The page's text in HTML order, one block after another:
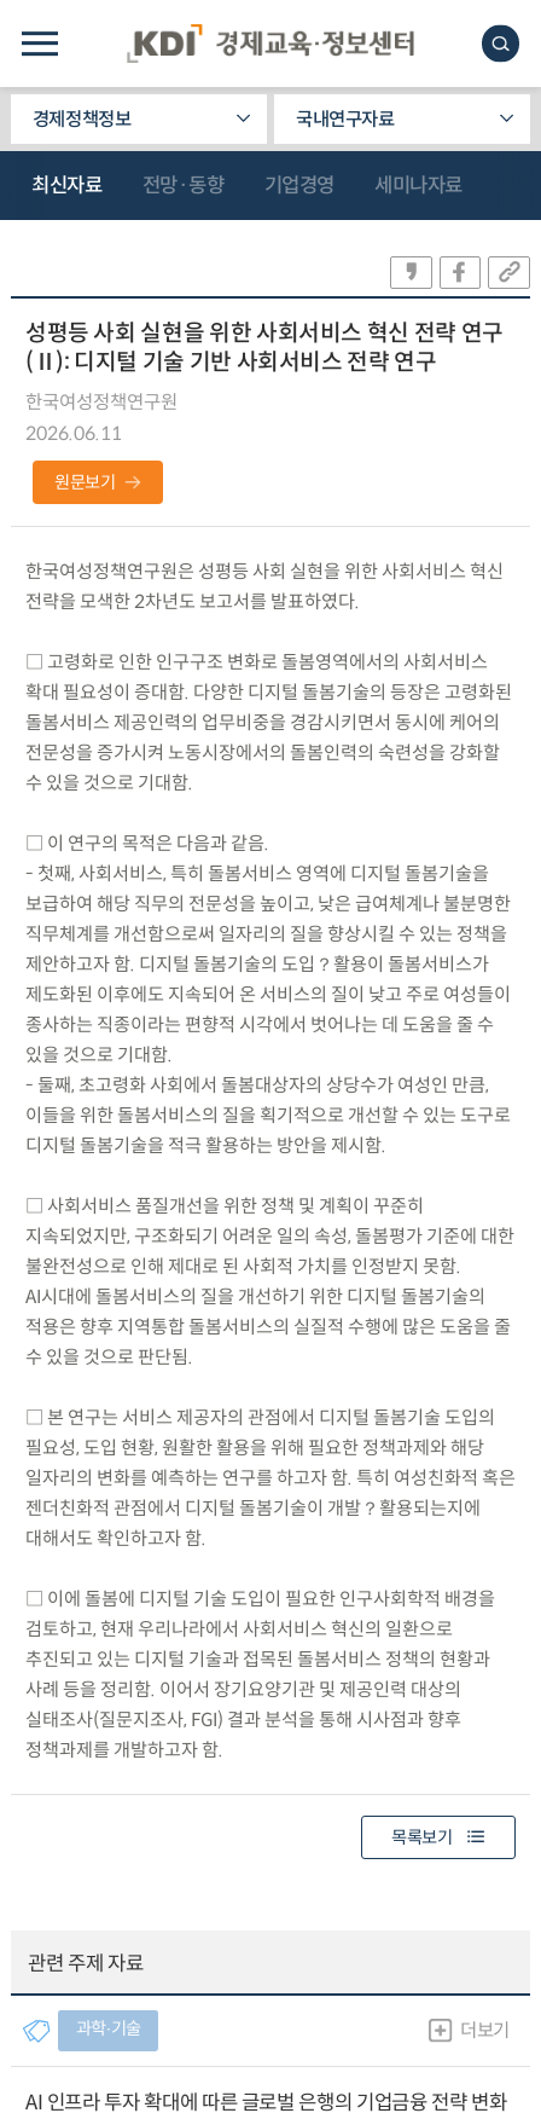
경제정책정보 국내연구자료
최신자료 전망·동향 기업경영 세미나자료
성평등 사회 실현을 위한 사회서비스 혁신 전략 연구
(Ⅱ): 디지털 기술 기반 사회서비스 전략 연구
한국여성정책연구원
2026.06.11
원문보기
한국여성정책연구원은 성평등 사회 실현을 위한 사회서비스 혁신
전략을 모색한 2차년도 보고서를 발표하였다.
□ 고령화로 인한 인구구조 변화로 돌봄영역에서의 사회서비스
확대 필요성이 증대함. 다양한 디지털 돌봄기술의 등장은 고령화된
돌봄서비스 제공인력의 업무비중을 경감시키면서 동시에 케어의
전문성을 증가시켜 노동시장에서의 돌봄인력의 숙련성을 강화할
수 있을 것으로 기대함.
□ 이 연구의 목적은 다음과 같음.
- 첫째, 사회서비스, 특히 돌봄서비스 영역에 디지털 돌봄기술을
보급하여 해당 직무의 전문성을 높이고, 낮은 급여체계나 불분명한
직무체계를 개선함으로써 일자리의 질을 향상시킬 수 있는 정책을
제안하고자 함. 디지털 돌봄기술의 도입？활용이 돌봄서비스가
제도화된 이후에도 지속되어 온 서비스의 질이 낮고 주로 여성들이
종사하는 직종이라는 편향적 시각에서 벗어나는 데 도움을 줄 수
있을 것으로 기대함.
- 둘째, 초고령화 사회에서 돌봄대상자의 상당수가 여성인 만큼,
이들을 위한 돌봄서비스의 질을 획기적으로 개선할 수 있는 도구로
디지털 돌봄기술을 적극 활용하는 방안을 제시함.
□ 사회서비스 품질개선을 위한 정책 및 계획이 꾸준히
지속되었지만, 구조화되기 어려운 일의 속성, 돌봄평가 기준에 대한
불완전성으로 인해 제대로 된 사회적 가치를 인정받지 못함.
AI시대에 돌봄서비스의 질을 개선하기 위한 디지털 돌봄기술의
적용은 향후 지역통합 돌봄서비스의 실질적 수행에 많은 도움을 줄
수 있을 것으로 판단됨.
□ 본 연구는 서비스 제공자의 관점에서 디지털 돌봄기술 도입의
필요성, 도입 현황, 원활한 활용을 위해 필요한 정책과제와 해당
일자리의 변화를 예측하는 연구를 하고자 함. 특히 여성친화적 혹은
젠더친화적 관점에서 디지털 돌봄기술이 개발？활용되는지에
대해서도 확인하고자 함.
□ 이에 돌봄에 디지털 기술 도입이 필요한 인구사회학적 배경을
검토하고, 현재 우리나라에서 사회서비스 혁신의 일환으로
추진되고 있는 디지털 기술과 접목된 돌봄서비스 정책의 현황과
사례 등을 정리함. 이어서 장기요양기관 및 제공인력 대상의
실태조사(질문지조사, FGI) 결과 분석을 통해 시사점과 향후
정책과제를 개발하고자 함.
목록보기
관련 주제 자료
과학∙기술 더보기
AI 인프라 투자 확대에 따른 글로벌 은행의 기업금융 전략 변화